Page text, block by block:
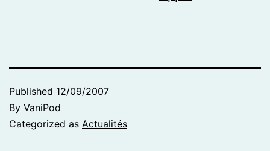
Published 12/09/2007
By VaniPod
Categorized as Actualités